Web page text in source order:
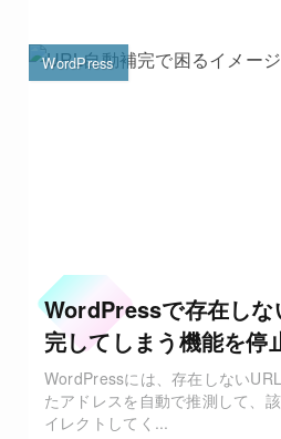
WordPressで存在しな
完してしまう機能を停
WordPressには、存在しない
たアドレスを自動で推測して、
イレクトしてく...
WordPress